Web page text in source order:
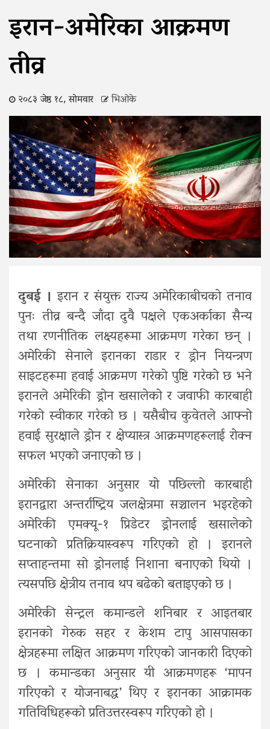
इरान-अमेरिका आक्रमण
तीव्र
२०८३ जेष्ठ १८, सोमवार भिओके
दुबई ।इरान र संयुक्त राज्य अमेरिकाबीचको तनाव
पुनः तीव्र बन्दै जाँदा दुवै पक्षले एकअर्काका सैन्य
तथा रणनीतिक लक्ष्यहरूमा आक्रमण गरेका छन् ।
अमेरिकी सेनाले इरानका राडार र ड्रोन नियन्त्रण
साइटहरूमा हवाई आक्रमण गरेको पुष्टि गरेको छ भने
इरानले अमेरिकी ड्रोन खसालेको र जवाफी कारबाही
गरेको स्वीकार गरेको छ । यसैबीच कुवेतले आफ्नो
हवाई सुरक्षाले ड्रोन र क्षेप्यास्त्र आक्रमणहरूलाई रोक्न
सफल भएको जनाएको छ ।
अमेरिकी सेनाका अनुसार यो पछिल्लो कारबाही
इरानद्वारा अन्तर्राष्ट्रिय जलक्षेत्रमा सञ्चालन भइरहेको
अमेरिकी एमक्यू-१ प्रिडेटर ड्रोनलाई खसालेको
घटनाको प्रतिक्रियास्वरूप गरिएको हो । इरानले
सप्ताहन्तमा सो ड्रोनलाई निशाना बनाएको थियो ।
त्यसपछि क्षेत्रीय तनाव थप बढेको बताइएको छ ।
अमेरिकी सेन्ट्रल कमान्डले शनिबार र आइतबार
इरानको गेरुक सहर र केशम टापु आसपासका
क्षेत्रहरूमा लक्षित आक्रमण गरिएको जानकारी दिएको
छ । कमान्डका अनुसार यी आक्रमणहरू ‘मापन
गरिएको र योजनाबद्ध’ थिए र इरानका आक्रामक
गतिविधिहरूको प्रतिउत्तरस्वरूप गरिएको हो ।